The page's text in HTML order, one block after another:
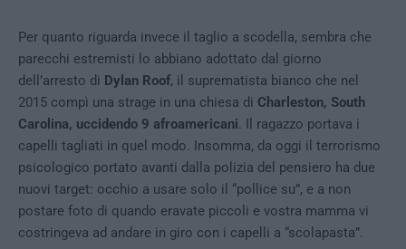
Per quanto riguarda invece il taglio a scodella, sembra che
parecchi estremisti lo abbiano adottato dal giorno
dell’arresto di Dylan Roof, il suprematista bianco che nel
2015 compì una strage in una chiesa di Charleston, South
Carolina, uccidendo 9 afroamericani. Il ragazzo portava i
capelli tagliati in quel modo. Insomma, da oggi il terrorismo
psicologico portato avanti dalla polizia del pensiero ha due
nuovi target: occhio a usare solo il “pollice su”, e a non
postare foto di quando eravate piccoli e vostra mamma vi
costringeva ad andare in giro con i capelli a “scolapasta”.